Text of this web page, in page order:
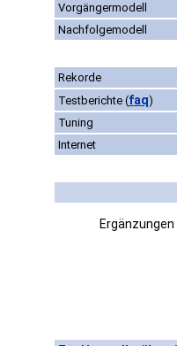
Vorgängermodell
Nachfolgemodell
Rekorde
Testberichte (faq)
Tuning
Internet